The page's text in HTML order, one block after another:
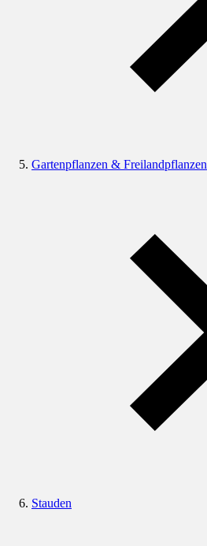
Gartenpflanzen & Freilandpflanzen
Stauden